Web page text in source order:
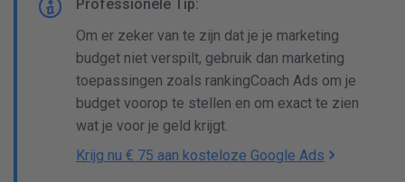
Professionele Tip:
Om er zeker van te zijn dat je je marketing
budget niet verspilt, gebruik dan marketing
toepassingen zoals rankingCoach Ads om je
budget voorop te stellen en om exact te zien
wat je voor je geld krijgt.
Krijg nu € 75 aan kosteloze Google Ads